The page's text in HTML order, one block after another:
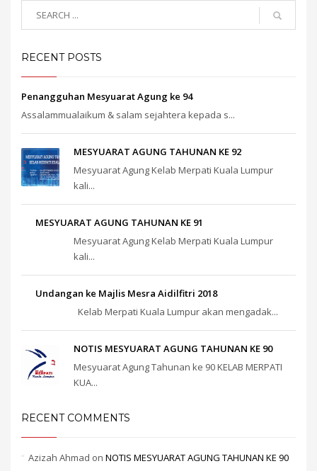
RECENT POSTS
Penangguhan Mesyuarat Agung ke 94
Assalammualaikum & salam sejahtera kepada s...
MESYUARAT AGUNG TAHUNAN KE 92
Mesyuarat Agung Kelab Merpati Kuala Lumpur
kali...
MESYUARAT AGUNG TAHUNAN KE 91
Mesyuarat Agung Kelab Merpati Kuala Lumpur
kali...
Undangan ke Majlis Mesra Aidilfitri 2018
Kelab Merpati Kuala Lumpur akan mengadak...
NOTIS MESYUARAT AGUNG TAHUNAN KE 90
Mesyuarat Agung Tahunan ke 90 KELAB MERPATI
KUA...
RECENT COMMENTS
Azizah Ahmad on NOTIS MESYUARAT AGUNG TAHUNAN KE 90